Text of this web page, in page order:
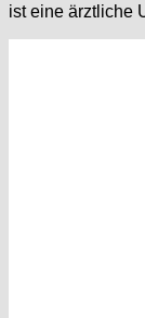
ist eine ärztliche